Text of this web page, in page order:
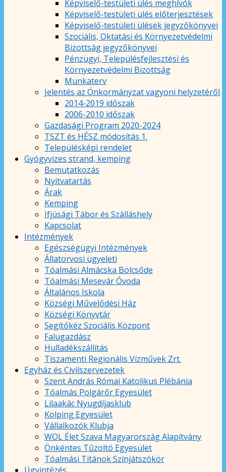
Képviselő-testületi ülés meghívók
Képviselő-testületi ülés előterjesztések
Képviselő-testületi ülések jegyzőkönyvei
Szociális, Oktatási és Környezetvédelmi
Bizottság jegyzőkönyvei
Pénzügyi, Településfejlesztési és
Környezetvédelmi Bizottság
Munkaterv
Jelentés az Önkormányzat vagyoni helyzetéről
2014-2019 időszak
2006-2010 időszak
Gazdasági Program 2020-2024
TSZT és HÉSZ módosítás 1.
Településképi rendelet
Gyógyvizes strand, kemping
Bemutatkozás
Nyitvatartás
Árak
Kemping
Ifjúsági Tábor és Szálláshely
Kapcsolat
Intézmények
Egészségügyi Intézmények
Állatorvosi ügyeleti
Tóalmási Almácska Bölcsőde
Tóalmási Mesevár Óvoda
Általános Iskola
Községi Művelődési Ház
Községi Könyvtár
Segítőkéz Szociális Központ
Falugazdász
Hulladékszállítás
Tiszamenti Regionális Vízművek Zrt.
Egyház és Civilszervezetek
Szent András Római Katolikus Plébánia
Tóalmás Polgárőr Egyesület
Lilaakác Nyugdíjasklub
Kolping Egyesület
Vállalkozók Klubja
WOL Élet Szava Magyarország Alapítvány
Önkéntes Tűzoltó Egyesület
Tóalmási Titánok Színjátszókör